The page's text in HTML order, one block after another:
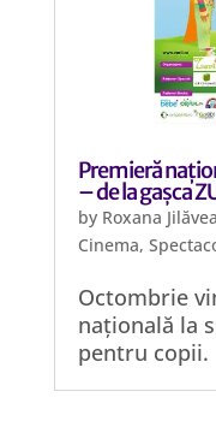
Premieră
– de la gașca
by Roxana
Cinema,
Octombrie
națională la
pentru copii.